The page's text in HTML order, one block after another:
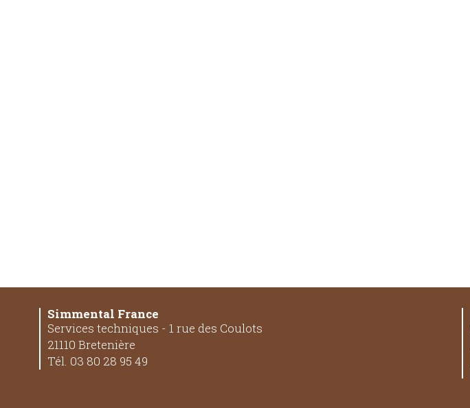
Simmental France
Services techniques - 1 rue des Coulots
21110 Bretenière
Tél. 03 80 28 95 49